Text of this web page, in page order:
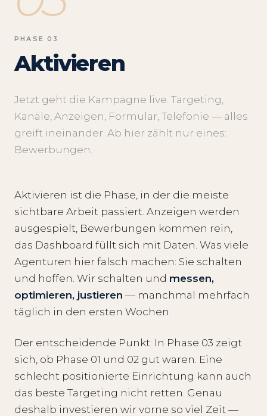
PHASE 03
Aktivieren
Jetzt geht die Kampagne live. Targeting,
Kanäle, Anzeigen, Formular, Telefonie — alles
greift ineinander. Ab hier zählt nur eines:
Bewerbungen.
Aktivieren ist die Phase, in der die meiste
sichtbare Arbeit passiert. Anzeigen werden
ausgespielt, Bewerbungen kommen rein,
das Dashboard füllt sich mit Daten. Was viele
Agenturen hier falsch machen: Sie schalten
und hoffen. Wir schalten und messen,
optimieren, justieren — manchmal mehrfach
täglich in den ersten Wochen.
Der entscheidende Punkt: In Phase 03 zeigt
sich, ob Phase 01 und 02 gut waren. Eine
schlecht positionierte Einrichtung kann auch
das beste Targeting nicht retten. Genau
deshalb investieren wir vorne so viel Zeit —